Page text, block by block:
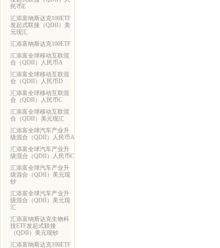
民币E
汇添富纳斯达克100ETF
发起式联接（QDII）美
元现汇
汇添富纳斯达克100ETF
汇添富全球移动互联混
合（QDII）人民币A
汇添富全球移动互联混
合（QDII）人民币D
汇添富全球移动互联混
合（QDII）人民币C
汇添富全球移动互联混
合（QDII）美元现汇
汇添富全球汽车产业升
级混合（QDII）人民币A
汇添富全球汽车产业升
级混合（QDII）人民币C
汇添富全球汽车产业升
级混合（QDII）美元现
钞
汇添富全球汽车产业升
级混合（QDII）美元现
汇
汇添富纳斯达克生物科
技ETF发起式联接
（QDII）美元现钞
汇添富纳斯达克100ETF